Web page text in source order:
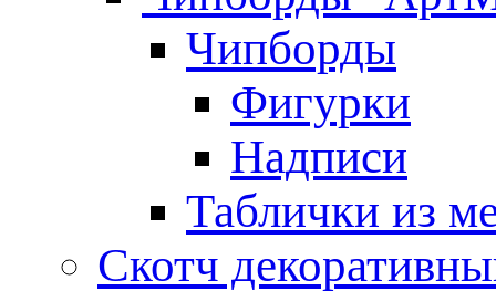
Чипборды
Фигурки
Надписи
Таблички из
Скотч